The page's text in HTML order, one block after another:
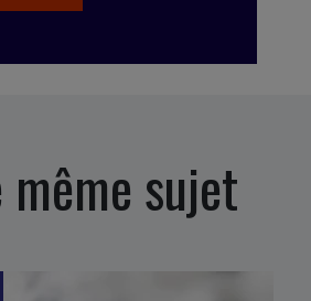
sujet